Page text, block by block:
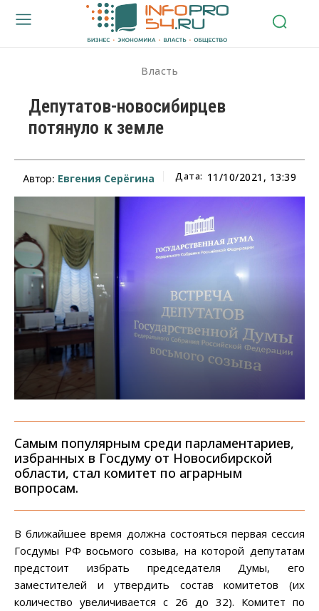
Власть
Депутатов-новосибирцев
потянуло к земле
Автор: Евгения Серёгина Дата: 11/10/2021, 13:39
Самым популярным среди парламентариев,
избранных в Госдуму от Новосибирской
области, стал комитет по аграрным
вопросам.
В ближайшее время должна состояться первая сессия
Госдумы РФ восьмого созыва, на которой депутатам
предстоит избрать председателя Думы, его
заместителей и утвердить состав комитетов (их
количество увеличивается с 26 до 32). Комитет по